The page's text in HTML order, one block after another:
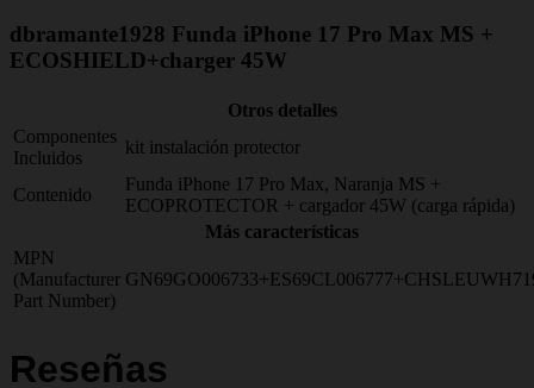
dbramante1928 Funda iPhone 17 Pro Max MS +
ECOSHIELD+charger 45W
Otros detalles
Componentes
Incluidos
kit instalación protector
Contenido
Funda iPhone 17 Pro Max, Naranja MS +
ECOPROTECTOR + cargador 45W (carga rápida)
Más características
MPN
(Manufacturer
Part Number)